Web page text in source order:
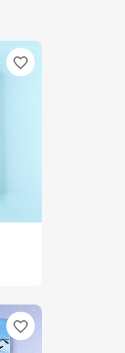
favorite_border
favorite_border